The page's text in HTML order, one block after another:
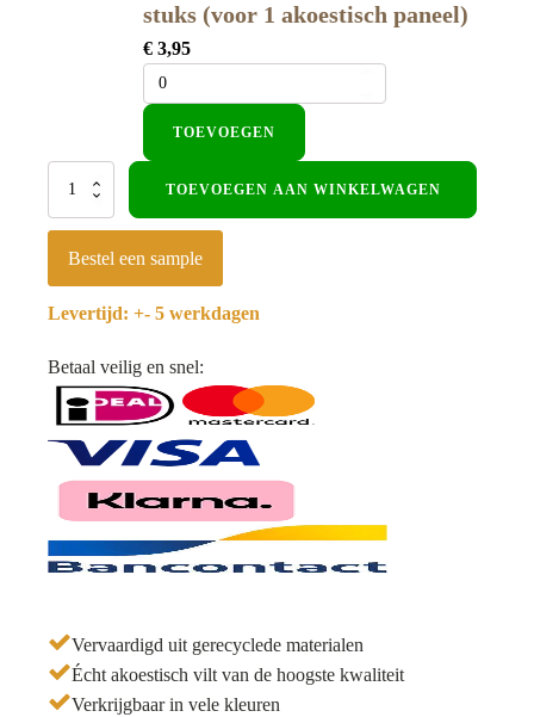
stuks (voor 1 akoestisch paneel)
€ 3,95
TOEVOEGEN
Akoestisch
270x60cm
Zilver
Brede
latten
aantal
TOEVOEGEN AAN WINKELWAGEN
Bestel een sample
Levertijd: +- 5 werkdagen
Betaal veilig en snel:
Vervaardigd uit gerecyclede materialen
Écht akoestisch vilt van de hoogste kwaliteit
Verkrijgbaar in vele kleuren